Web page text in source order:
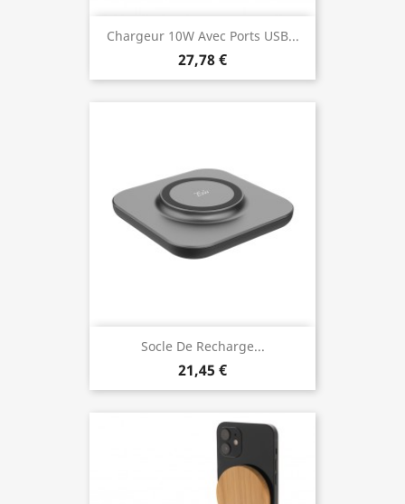
Chargeur 10W Avec Ports USB...
27,78 €
Socle De Recharge...
21,45 €